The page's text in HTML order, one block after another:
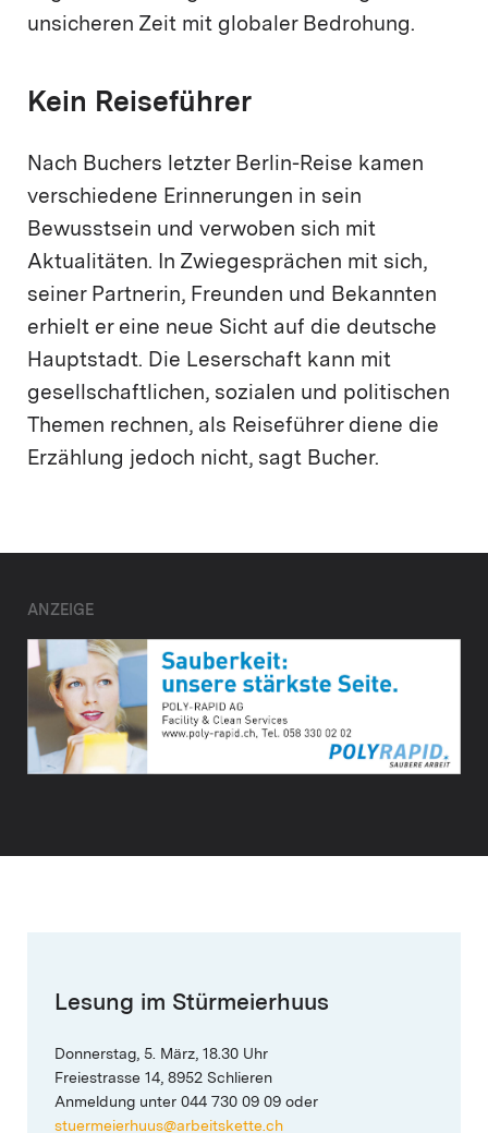
unsicheren Zeit mit globaler Bedrohung.
Kein Reiseführer
Nach Buchers letzter Berlin-Reise kamen
verschiedene Erinnerungen in sein
Bewusstsein und verwoben sich mit
Aktualitäten. In Zwiegesprächen mit sich,
seiner Partnerin, Freunden und Bekannten
erhielt er eine neue Sicht auf die deutsche
Hauptstadt. Die Leserschaft kann mit
gesellschaftlichen, sozialen und politischen
Themen rechnen, als Reiseführer diene die
Erzählung jedoch nicht, sagt Bucher.
ANZEIGE
Lesung im Stürmeierhuus
Donnerstag, 5. März, 18.30 Uhr
Freiestrasse 14, 8952 Schlieren
Anmeldung unter 044 730 09 09 oder
stuermeierhuus@arbeitskette.ch